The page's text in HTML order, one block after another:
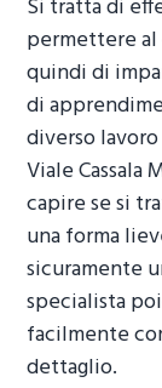
Si tratta di
permettere
quindi di
di
diverso
Viale Cassala
capire se si
una forma
sicuramente
specialista
facilmente
dettaglio.